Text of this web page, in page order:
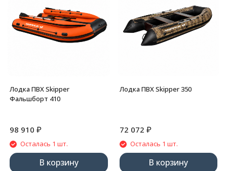
Лодка ПВХ Skipper
Фальшборт 410
98 910 ₽
Осталась 1 шт.
В корзину
Лодка ПВХ Skipper 350
72 072 ₽
Осталась 1 шт.
В корзину